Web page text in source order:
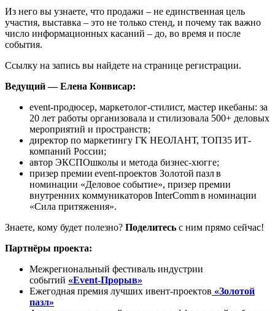
Из него вы узнаете, что продажи – не единственная цель
участия, выставка – это не только стенд, и почему так важно
число информационных касаний – до, во время и после
события.
Ссылку на запись вы найдете на странице регистрации.
Ведущий — Елена Конвисар:
event-продюсер, маркетолог-стилист, мастер икебаны: за
20 лет работы организовала и стилизовала 500+ деловых
мероприятий и пространств;
директор по маркетингу ГК НЕОЛАНТ, ТОП35 ИТ-
компаний России;
автор ЭКСПОшколы и метода бизнес-хюгге;
призер премии event-проектов Золотой пазл в
номинации «Деловое событие», призер премии
внутренних коммуникаторов InterComm в номинации
«Сила притяжения».
Знаете, кому будет полезно? Поделитесь с ним прямо сейчас!
Партнёры проекта:
Межрегиональный фестиваль индустрии
событий «Event-Прорыв»
Ежегодная премия лучших ивент-проектов «Золотой
пазл»